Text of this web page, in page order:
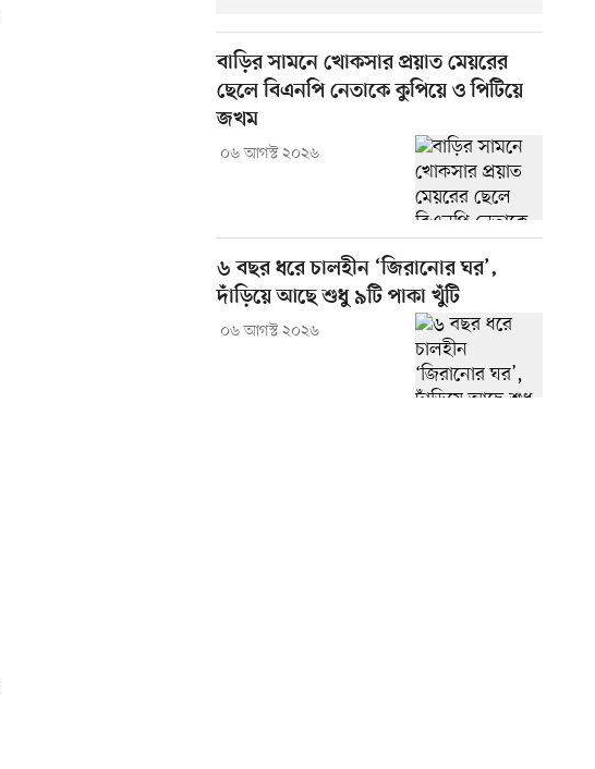
বাড়ির সামনে খোকসার প্রয়াত মেয়রের
ছেলে বিএনপি নেতাকে কুপিয়ে ও পিটিয়ে
জখম
০৬ আগস্ট ২০২৬
৬ বছর ধরে চালহীন ‘জিরানোর ঘর’,
দাঁড়িয়ে আছে শুধু ৯টি পাকা খুঁটি
০৬ আগস্ট ২০২৬